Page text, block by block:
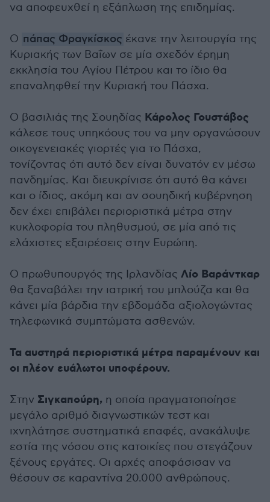
να αποφευχθεί η εξάπλωση της επιδημίας.
Ο πάπας Φραγκίσκος έκανε την λειτουργία της
Κυριακής των Βαΐων σε μία σχεδόν έρημη
εκκλησία του Αγίου Πέτρου και το ίδιο θα
επαναληφθεί την Κυριακή του Πάσχα.
Ο βασιλιάς της Σουηδίας Κάρολος Γουστάβος
κάλεσε τους υπηκόους του να μην οργανώσουν
οικογενειακές γιορτές για το Πάσχα,
τονίζοντας ότι αυτό δεν είναι δυνατόν εν μέσω
πανδημίας. Και διευκρίνισε ότι αυτό θα κάνει
και ο ίδιος, ακόμη και αν σουηδική κυβέρνηση
δεν έχει επιβάλει περιοριστικά μέτρα στην
κυκλοφορία του πληθυσμού, σε μία από τις
ελάχιστες εξαιρέσεις στην Ευρώπη.
Ο πρωθυπουργός της Ιρλανδίας Λίο Βαράντκαρ
θα ξαναβάλει την ιατρική του μπλούζα και θα
κάνει μία βάρδια την εβδομάδα αξιολογώντας
τηλεφωνικά συμπτώματα ασθενών.
Τα αυστηρά περιοριστικά μέτρα παραμένουν και
οι πλέον ευάλωτοι υποφέρουν.
Στην Σιγκαπούρη, η οποία πραγματοποίησε
μεγάλο αριθμό διαγνωστικών τεστ και
ιχνηλάτησε συστηματικά επαφές, ανακάλυψε
εστία της νόσου στις κατοικίες που στεγάζουν
ξένους εργάτες. Οι αρχές αποφάσισαν να
θέσουν σε καραντίνα 20.000 ανθρώπους.